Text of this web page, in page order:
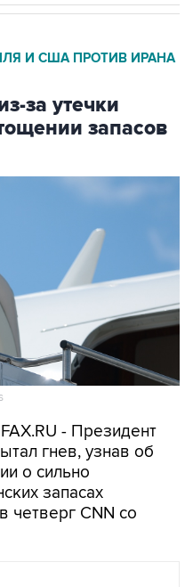
И США ПРОТИВ ИРАНА
за утечки
запасов
- Президент
гнев, узнав об
о сильно
запасах
в четверг CNN со